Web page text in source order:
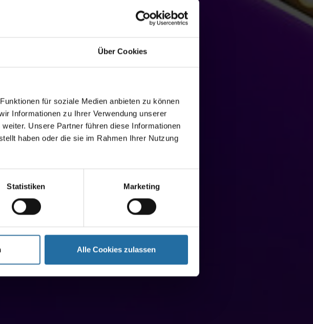
Über Cookies
für soziale Medien anbieten zu können
Informationen zu Ihrer Verwendung unserer
Unsere Partner führen diese Informationen
haben oder die sie im Rahmen Ihrer Nutzung
Statistiken Marketing
Alle Cookies zulassen